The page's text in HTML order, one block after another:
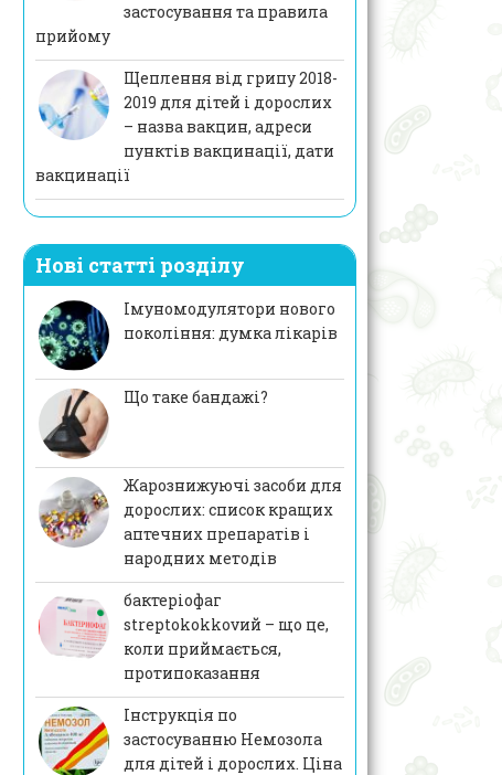
застосування та правила
прийому
Щеплення від грипу 2018-
2019 для дітей і дорослих
– назва вакцин, адреси
пунктів вакцинації, дати
вакцинації
Нові статті розділу
Імуномодулятори нового
покоління: думка лікарів
Що таке бандажі?
Жарознижуючі засоби для
дорослих: список кращих
аптечних препаратів і
народних методів
бактеріофаг
streptokokkovий – що це,
коли приймається,
протипоказання
Інструкція по
застосуванню Немозола
для дітей і дорослих. Ціна